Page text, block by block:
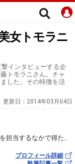
女トモラニ
インタビューする企
トモラニさん。チャ
した。その特徴を活
更新日： 2014年03月04日
担当するなかで得た、
プロフィール詳細